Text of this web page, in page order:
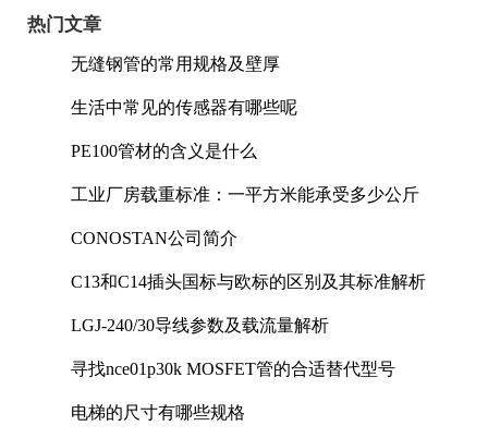
热门文章
无缝钢管的常用规格及壁厚
生活中常见的传感器有哪些呢
PE100管材的含义是什么
工业厂房载重标准：一平方米能承受多少公斤
CONOSTAN公司简介
C13和C14插头国标与欧标的区别及其标准解析
LGJ-240/30导线参数及载流量解析
寻找nce01p30k MOSFET管的合适替代型号
电梯的尺寸有哪些规格